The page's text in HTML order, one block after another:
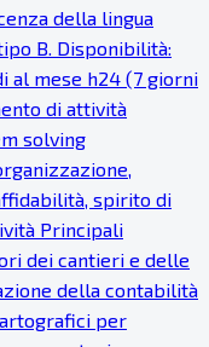
della lingua
B. Disponibilità:
al mese h24 (7 giorni
di attività
solving
spirito di
Principali
dei cantieri e delle
della contabilità
per